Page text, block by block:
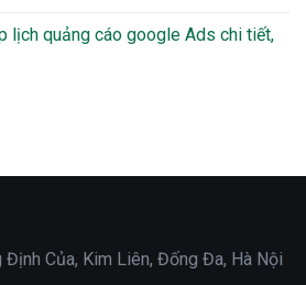
lịch quảng cáo google Ads chi tiết,
Của, Kim Liên, Đống Đa, Hà Nội